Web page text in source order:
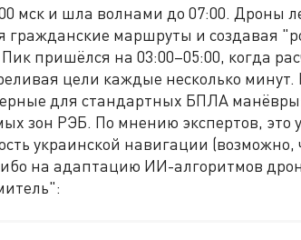
мск и шла волнами до 07:00. Дроны
гражданские маршруты и создавая
пришёлся на 03:00–05:00, когда
цели каждые несколько
для стандартных БПЛА
зон РЭБ. По мнению экспертов, это
украинской навигации
на адаптацию ИИ-алгоритмов